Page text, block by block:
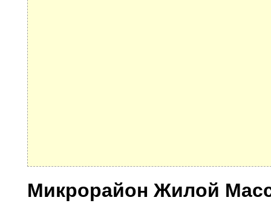
Микрорайон Жилой